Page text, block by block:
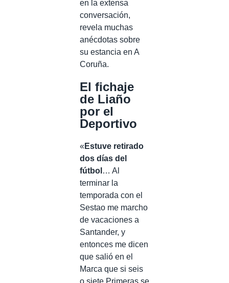
en la extensa
conversación,
revela muchas
anécdotas sobre
su estancia en A
Coruña.
El fichaje
de Liaño
por el
Deportivo
« Estuve retirado
dos días del
fútbol … Al
terminar la
temporada con el
Sestao me marcho
de vacaciones a
Santander, y
entonces me dicen
que salió en el
Marca que si seis
o siete Primeras se